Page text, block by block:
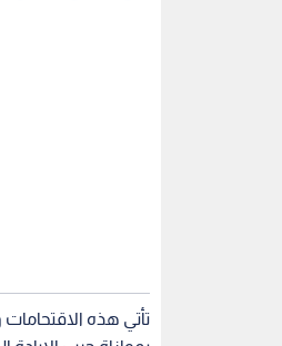
تأتي هذه الاقتحامات